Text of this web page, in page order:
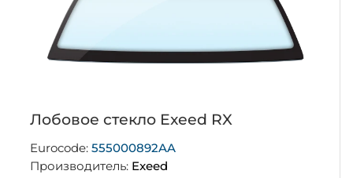
Лобовое стекло Exeed RX
Eurocode: 555000892AA
Производитель: Exeed